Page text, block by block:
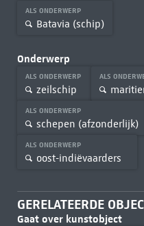
ALS ONDERWERP
Batavia (schip)
Onderwerp
ALS ONDERWERP
zeilschip
ALS
ALS ONDERWERP
schepen (afzonderlijk)
ALS ONDERWERP
oost-indiëvaarders
GERELATEERDE
Gaat over kunstobject